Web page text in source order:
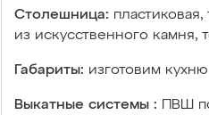
Столешница:
из искусственного камня,
Габариты: изготовим
Выкатные системы :
ПВШ